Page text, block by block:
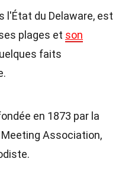
l'État du Delaware, est
plages et son
faits
en 1873 par la
Association,